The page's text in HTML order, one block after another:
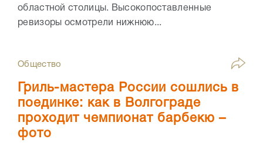
областной столицы. Высокопоставленные
ревизоры осмотрели нижнюю...
Общество
Гриль-мастера России сошлись в
поединке: как в Волгограде
проходит чемпионат барбекю –
фото